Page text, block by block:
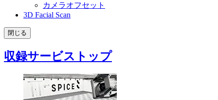
カメラオフセット
3D Facial Scan
閉じる
収録サービストップ